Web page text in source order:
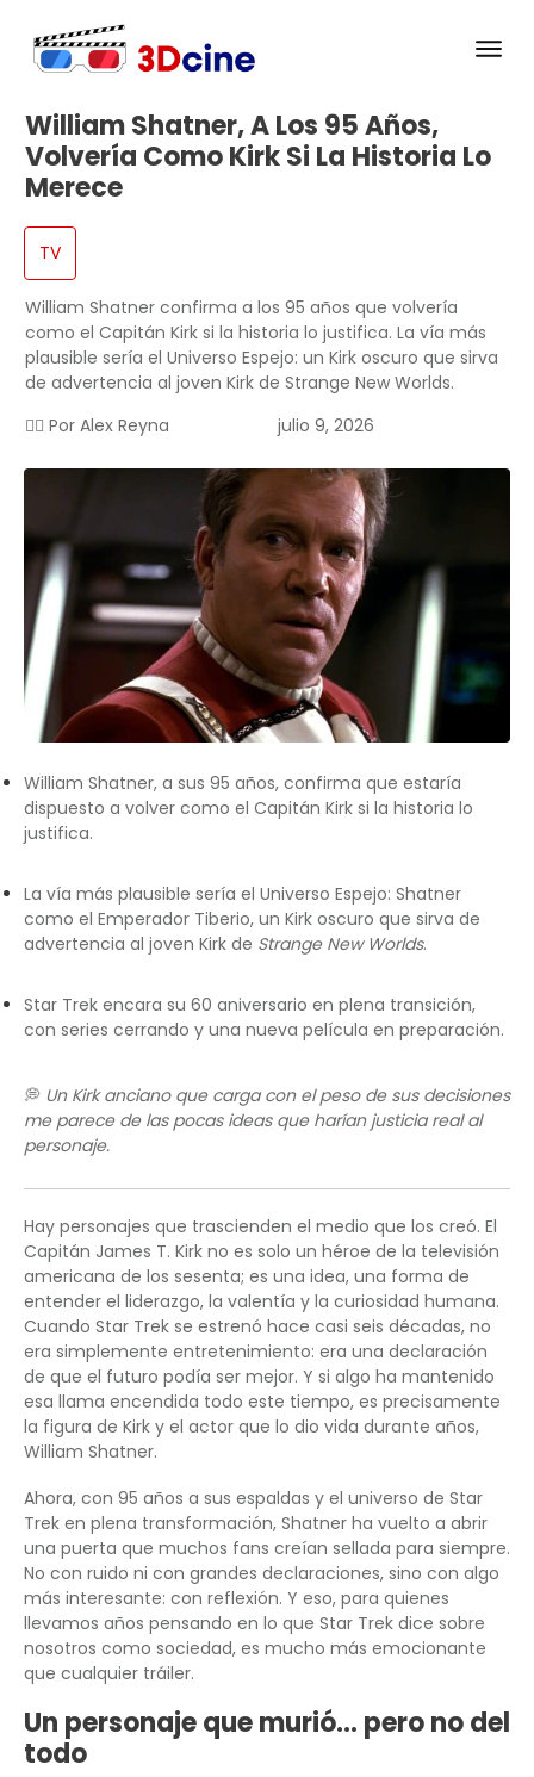
William Shatner, A Los 95 Años,
Volvería Como Kirk Si La Historia Lo
Merece
TV
William Shatner confirma a los 95 años que volvería
como el Capitán Kirk si la historia lo justifica. La vía más
plausible sería el Universo Espejo: un Kirk oscuro que sirva
de advertencia al joven Kirk de Strange New Worlds.
✍🏻 Por Alex Reyna julio 9, 2026
William Shatner, a sus 95 años, confirma que estaría
dispuesto a volver como el Capitán Kirk si la historia lo
justifica.
La vía más plausible sería el Universo Espejo: Shatner
como el Emperador Tiberio, un Kirk oscuro que sirva de
advertencia al joven Kirk de Strange New Worlds.
Star Trek encara su 60 aniversario en plena transición,
con series cerrando y una nueva película en preparación.
💭 Un Kirk anciano que carga con el peso de sus decisiones
me parece de las pocas ideas que harían justicia real al
personaje.
Hay personajes que trascienden el medio que los creó. El
Capitán James T. Kirk no es solo un héroe de la televisión
americana de los sesenta; es una idea, una forma de
entender el liderazgo, la valentía y la curiosidad humana.
Cuando Star Trek se estrenó hace casi seis décadas, no
era simplemente entretenimiento: era una declaración
de que el futuro podía ser mejor. Y si algo ha mantenido
esa llama encendida todo este tiempo, es precisamente
la figura de Kirk y el actor que lo dio vida durante años,
William Shatner.
Ahora, con 95 años a sus espaldas y el universo de Star
Trek en plena transformación, Shatner ha vuelto a abrir
una puerta que muchos fans creían sellada para siempre.
No con ruido ni con grandes declaraciones, sino con algo
más interesante: con reflexión. Y eso, para quienes
llevamos años pensando en lo que Star Trek dice sobre
nosotros como sociedad, es mucho más emocionante
que cualquier tráiler.
Un personaje que murió… pero no del
todo